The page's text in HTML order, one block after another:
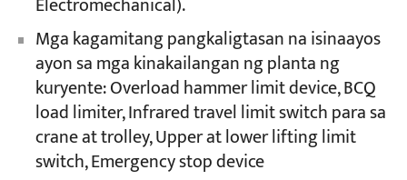
Electromechanical).
Mga kagamitang pangkaligtasan na isinaayos
ayon sa mga kinakailangan ng planta ng
kuryente: Overload hammer limit device, BCQ
load limiter, Infrared travel limit switch para sa
crane at trolley, Upper at lower lifting limit
switch, Emergency stop device